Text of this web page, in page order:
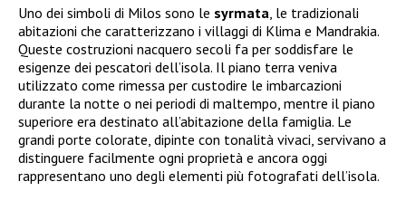
Uno dei simboli di Milos sono le syrmata , le tradizionali
abitazioni che caratterizzano i villaggi di Klima e Mandrakia.
Queste costruzioni nacquero secoli fa per soddisfare le
esigenze dei pescatori dell’isola. Il piano terra veniva
utilizzato come rimessa per custodire le imbarcazioni
durante la notte o nei periodi di maltempo, mentre il piano
superiore era destinato all’abitazione della famiglia. Le
grandi porte colorate, dipinte con tonalità vivaci, servivano a
distinguere facilmente ogni proprietà e ancora oggi
rappresentano uno degli elementi più fotografati dell’isola.